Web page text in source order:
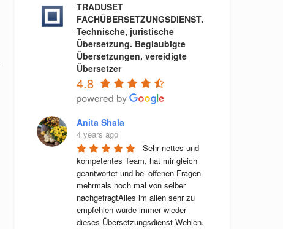
TRADUSET
FACHÜBERSETZUNGSDIENST.
Technische, juristische
Übersetzung. Beglaubigte
Übersetzungen, vereidigte
Übersetzer
4.8
Anita Shala
4 years ago
Sehr nettes und
kompetentes Team, hat mir gleich
geantwortet und bei offenen Fragen
mehrmals noch mal von selber
nachgefragtAlles im allen sehr zu
empfehlen würde immer wieder
dieses Übersetzungsdienst Wehlen.